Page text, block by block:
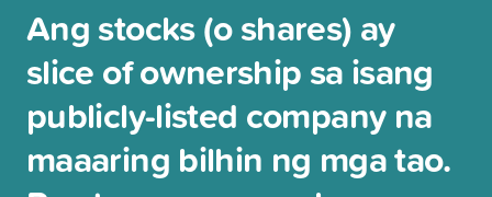
Ang stocks (o shares) ay
slice of ownership sa isang
publicly-listed company na
maaaring bilhin ng mga tao.